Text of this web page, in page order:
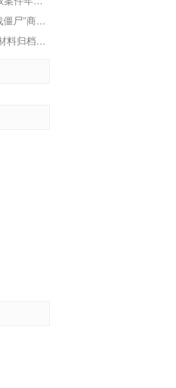
第五条 商标注册文件材料归档范围主要包括：（一）商标注册申请及后续业务类;（二）商标异议业务类;（三）商标撤销业务类;（四）商标复审业务类;（五）商标无效业务类;（六）其他类。出具商标注册证明材料、补发商标注册证材料、补发商标变更、转让、续展证明材料等可不归档。第十三条 除涉及国家秘密、商业秘密和个人隐私等内容外，任何人可以依照相关规定查阅、复制商标注册档案。